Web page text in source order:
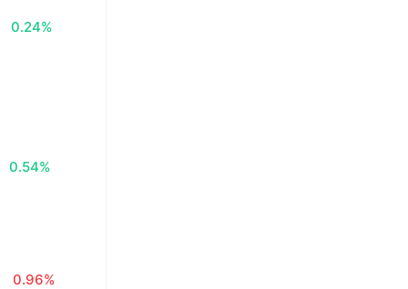
0.24%
0.54%
0.96%